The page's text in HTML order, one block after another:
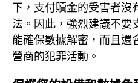
下，支付贖金的受害者
法。因此，強烈建議不要
能確保數據解密，而且還
營商的犯罪活動。